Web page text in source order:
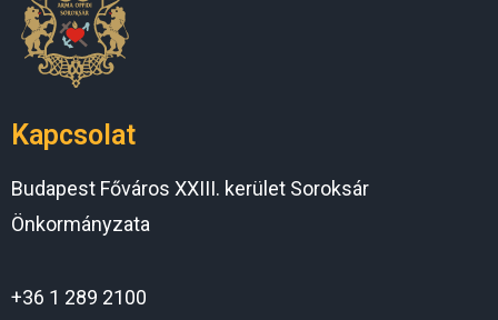
Kapcsolat
Budapest Főváros XXIII. kerület Soroksár
Önkormányzata
+36 1 289 2100